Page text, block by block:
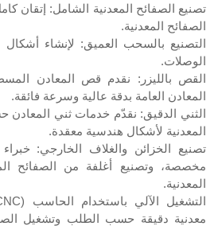
تصنيع الصفائح المعدنية الشامل: إتقان
الصفائح المعدنية.
التصنيع بالسحب العميق: لإنشاء
الوصلات.
القص بالليزر: نقدم قص المعادن
المعادن العامة بدقة عالية وسرعة فائقة.
الثني الدقيق: نقدّم خدمات ثني
المعدنية لأشكال هندسية معقدة.
تصنيع الخزائن والغلاف الخارجي:
مخصصة، وتصنيع أغلفة من الصفائح
المعدنية.
معدنية دقيقة حسب الطلب وتشغيل